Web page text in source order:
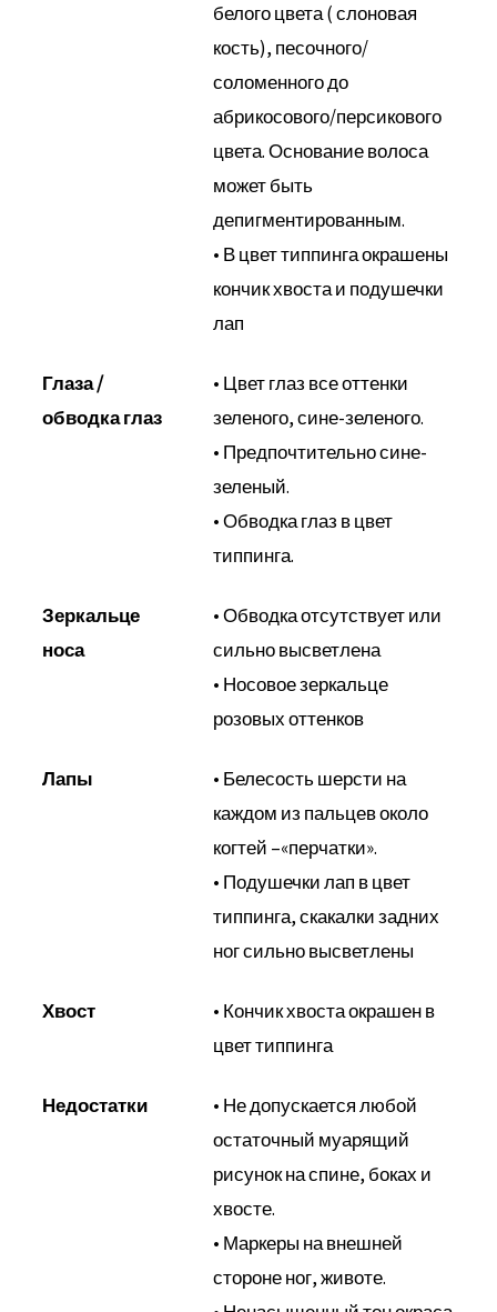
белого цвета ( слоновая
кость), песочного/
соломенного до
абрикосового/персикового
цвета. Основание волоса
может быть
депигментированным.
• В цвет типпинга окрашены
кончик хвоста и подушечки
лап
Глаза /
обводка глаз
• Цвет глаз все оттенки
зеленого, сине-зеленого.
• Предпочтительно сине-
зеленый.
• Обводка глаз в цвет
типпинга.
Зеркальце
носа
• Обводка отсутствует или
сильно высветлена
• Носовое зеркальце
розовых оттенков
Лапы
• Белесость шерсти на
каждом из пальцев около
когтей –«перчатки».
• Подушечки лап в цвет
типпинга, скакалки задних
ног сильно высветлены
Хвост
• Кончик хвоста окрашен в
цвет типпинга
Недостатки
• Не допускается любой
остаточный муарящий
рисунок на спине, боках и
хвосте.
• Маркеры на внешней
стороне ног, животе.